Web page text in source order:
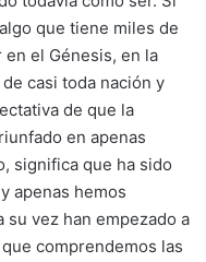
que tiene miles de
el Génesis, en la
casi toda nación y
de que la
en apenas
significa que ha sido
apenas hemos
vez han empezado a
comprendemos las